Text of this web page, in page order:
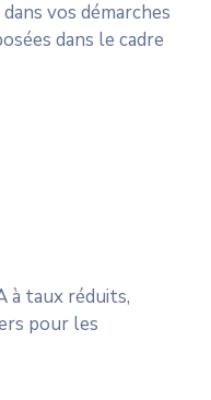
vos démarches
dans le cadre
à taux réduits,
pour les